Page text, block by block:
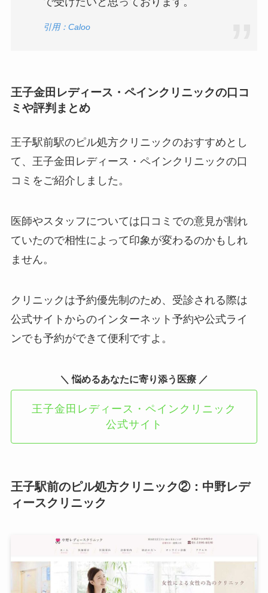
引用：Caloo
王子金田レディース・ペインクリニックの口コ
ミや評判まとめ
王子駅前駅のピル処方クリニックのおすすめとし
て、王子金田レディース・ペインクリニックの口
コミをご紹介しました。
医師やスタッフについては口コミでの意見が割れ
ていたので相性によって印象が変わるのかもしれ
ません。
クリニックは予約優先制のため、受診される際は
公式サイトからのインターネット予約や公式ライ
ンでも予約ができて便利ですよ。
＼ 悩めるあなたに寄り添う医療 ／
王子金田レディース・ペインクリニック
公式サイト
王子駅前のピル処方クリニック②：中野レデ
ィースクリニック